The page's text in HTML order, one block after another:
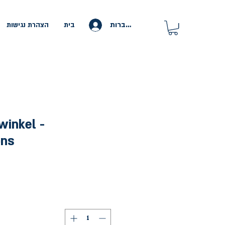
בית הצהרת נגישות להתחברות
-